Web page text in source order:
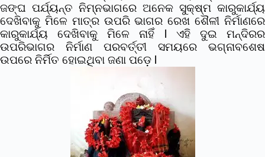
ଜଙ୍ଘ ପର୍ଯ୍ୟନ୍ତ ନିମ୍ନଭାଗରେ ଅନେକ ସୁକ୍ଷ୍ମ କାରୁକାର୍ଯ୍ୟ
ଦେଖିବାକୁ ମିଳେ ମାତ୍ର ଉପରି ଭାଗର ରେଖ ଶୈଳୀ ନିର୍ମାଣରେ
କାରୁକାର୍ଯ୍ୟ ଦେଖିବାକୁ ମିଳେ ନାହିଁ l ଏହି ଦୁଇ ମନ୍ଦିରର
ଉପରିଭାଗର ନିର୍ମାଣ ପରବର୍ତ୍ତୀ ସମୟରେ ଭଗ୍ନାବଶେଷ
ଉପରେ ନିର୍ମିତ ହୋଇଥିବା ଜଣା ପଡ଼େ l